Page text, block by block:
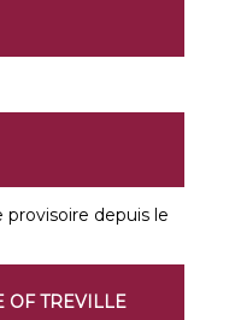
provisoire depuis le
OF TREVILLE